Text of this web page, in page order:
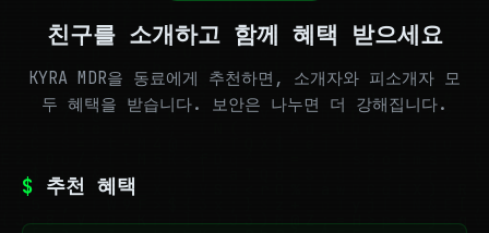
친구를 소개하고 함께 혜택 받으세요
KYRA MDR을 동료에게 추천하면, 소개자와 피소개자 모
두 혜택을 받습니다. 보안은 나누면 더 강해집니다.
$ 추천 혜택